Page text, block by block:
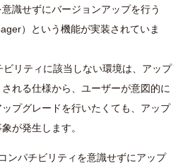
識せずにバージョンアップを行う
）という機能が実装されていま
リティに該当しない環境は、アップ
れる仕様から、ユーザーが意図的に
プグレードを行いたくても、アップ
が発生します。
ンパチビリティを意識せずにアップ